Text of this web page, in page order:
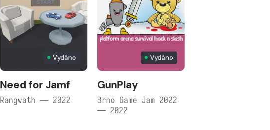
Vydáno
Need for Jamf
Rangwath — 2022
Vydáno
GunPlay
Brno Game Jam 2022
— 2022